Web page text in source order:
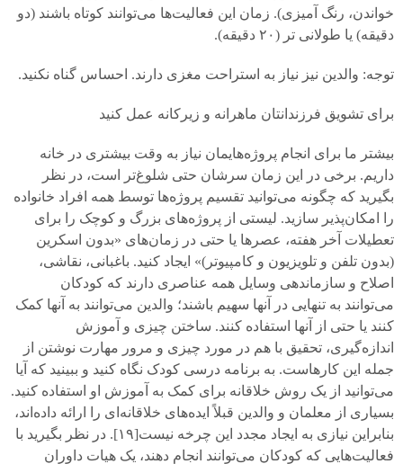
خواندن، رنگ آمیزی). زمان این فعالیت‌ها می‌توانند کوتاه باشند (دو
دقیقه) یا طولانی تر (۲۰ دقیقه).
توجه: والدین نیز نیاز به استراحت مغزی دارند. احساس گناه نکنید.
برای تشویق فرزندانتان ماهرانه و زیرکانه عمل کنید
بیشتر ما برای انجام پروژه‌هایمان نیاز به وقت بیشتری در خانه
داریم. برخی در این زمان سرشان حتی شلوغ‌تر است، در نظر
بگیرید که چگونه می‌توانید تقسیم پروژه‌ها توسط همه افراد خانواده
را امکان‌پذیر سازید. لیستی از پروژه‌های بزرگ و کوچک را برای
تعطیلات آخر هفته، عصرها یا حتی در زمان‌های «بدون اسکرین
(بدون تلفن و تلویزیون و کامپیوتر)» ایجاد کنید. باغبانی، نقاشی،
اصلاح و سازماندهی وسایل همه عناصری دارند که کودکان
می‌توانند به تنهایی در آنها سهیم باشند؛ والدین می‌توانند به آنها کمک
کنند یا حتی از آنها استفاده کنند. ساختن چیزی و آموزش
اندازه‌گیری، تحقیق با هم در مورد چیزی و مرور مهارت نوشتن از
جمله این کارهاست. به برنامه درسی کودک نگاه کنید و ببینید که آیا
می‌توانید از یک روش خلاقانه برای کمک به آموزش او استفاده کنید.
بسیاری از معلمان و والدین قبلاً ایده‌های خلاقانه‌ای را ارائه داده‌اند،
بنابراین نیازی به ایجاد مجدد این چرخه نیست[۱۹].
در نظر بگیرید با
فعالیت‌هایی که کودکان می‌توانند انجام دهند، یک هیات داوران